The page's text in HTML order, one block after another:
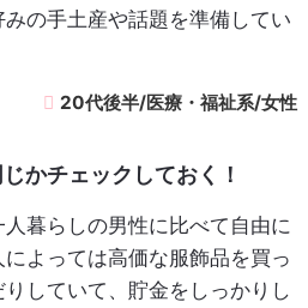
の手土産や話題を準備してい
20代後半/医療・福祉系/女性
かチェックしておく！
暮らしの男性に比べて自由に
よっては高価な服飾品を買っ
していて、貯金をしっかりし